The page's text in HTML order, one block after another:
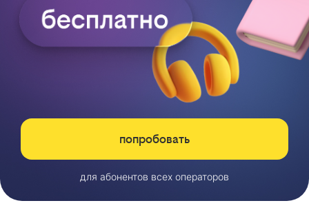
попробовать
для абонентов всех операторов